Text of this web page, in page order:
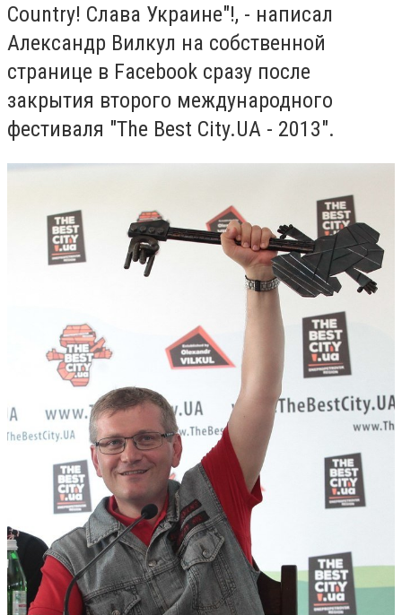
Country! Слава Украине"!, - написал
Александр Вилкул на собственной
странице в Facebook сразу после
закрытия второго международного
фестиваля "The Best City.UA - 2013".